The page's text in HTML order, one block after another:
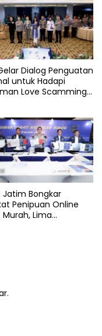
Dialog Penguatan
untuk Hadapi
Love Scamming
Jatim Bongkar
Penipuan Online
Murah, Lima